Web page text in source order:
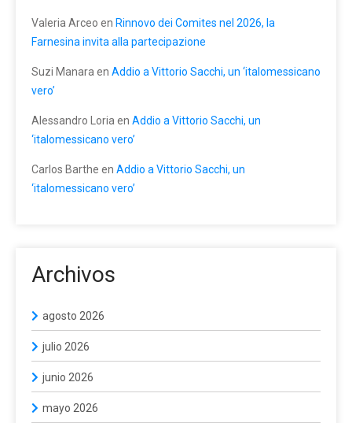
Valeria Arceo en Rinnovo dei Comites nel 2026, la
Farnesina invita alla partecipazione
Suzi Manara en Addio a Vittorio Sacchi, un ‘italomessicano
vero’
Alessandro Loria en Addio a Vittorio Sacchi, un
‘italomessicano vero’
Carlos Barthe en Addio a Vittorio Sacchi, un
‘italomessicano vero’
Archivos
agosto 2026
julio 2026
junio 2026
mayo 2026